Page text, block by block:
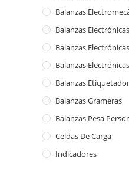
Balanzas
Balanzas
Balanzas
Balanzas
Balanzas
Balanzas Grameras
Balanzas Pesa
Celdas De Carga
Indicadores